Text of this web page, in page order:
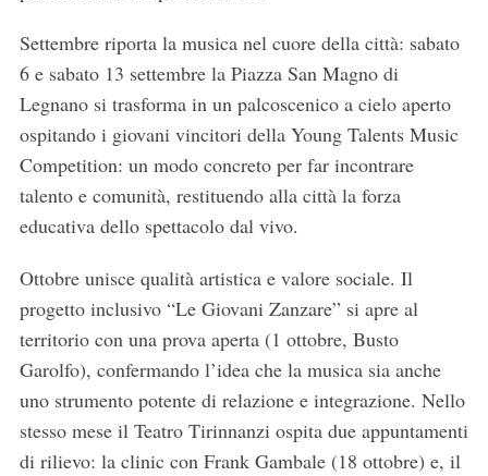
Settembre riporta la musica nel cuore della città: sabato
6 e sabato 13 settembre la Piazza San Magno di
Legnano si trasforma in un palcoscenico a cielo aperto
ospitando i giovani vincitori della Young Talents Music
Competition: un modo concreto per far incontrare
talento e comunità, restituendo alla città la forza
educativa dello spettacolo dal vivo.
Ottobre unisce qualità artistica e valore sociale. Il
progetto inclusivo “Le Giovani Zanzare” si apre al
territorio con una prova aperta (1 ottobre, Busto
Garolfo), confermando l’idea che la musica sia anche
uno strumento potente di relazione e integrazione. Nello
stesso mese il Teatro Tirinnanzi ospita due appuntamenti
di rilievo: la clinic con Frank Gambale (18 ottobre) e, il